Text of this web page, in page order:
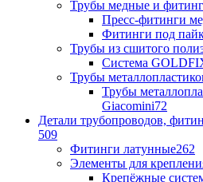
Трубы медные и
Пресс-фитинги
Фитинги под
Трубы из сшитого
Система
Трубы
Трубы
Giacomini72
Детали трубопроводов,
509
Фитинги латунные262
Элементы для
Крепёжные